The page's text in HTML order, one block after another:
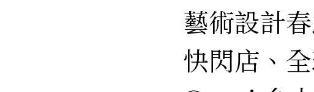
藝術設計
快閃店、